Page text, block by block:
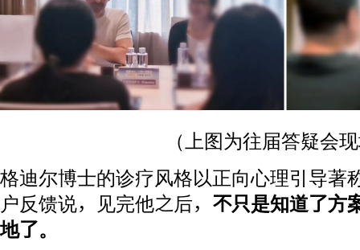
（上图为往届答疑会
格迪尔博士的诊疗风格以正向心理引导著
户反馈说，见完他之后， 不只是知道了方
地了。